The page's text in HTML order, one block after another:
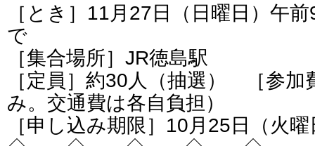
［とき］11月27日（日曜日）午
で
［集合場所］JR徳島駅
［定員］約30人（抽選） ［参加
み。交通費は各自負担）
［申し込み期限］10月25日（火